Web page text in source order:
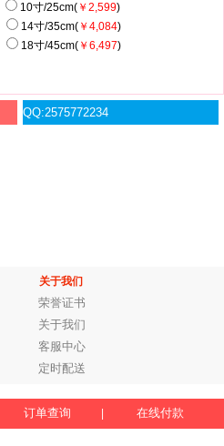
10寸/25cm( ￥2,599)
14寸/35cm( ￥4,084)
18寸/45cm( ￥6,497)
QQ:2575772234
关于我们
荣誉证书
关于我们
客服中心
定时配送
订单查询 在线付款